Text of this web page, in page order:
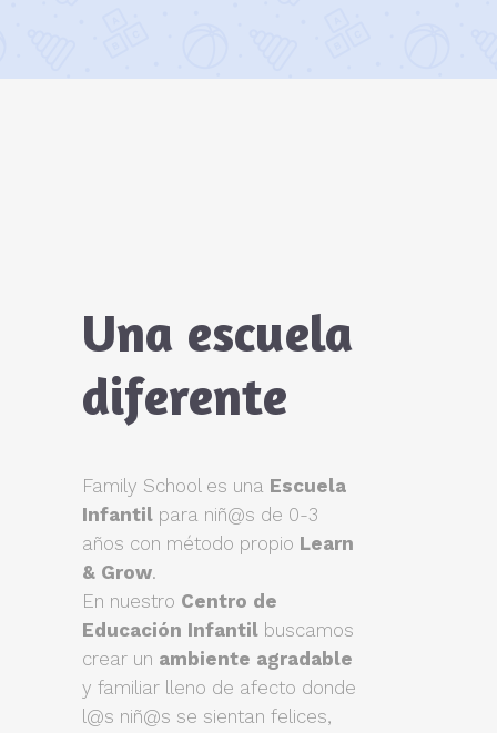
Una escuela
diferente
Family School es una Escuela
Infantil para niñ@s de 0-3
años con método propio Learn
& Grow.
En nuestro Centro de
Educación Infantil buscamos
crear un ambiente agradable
y familiar lleno de afecto donde
l@s niñ@s se sientan felices,